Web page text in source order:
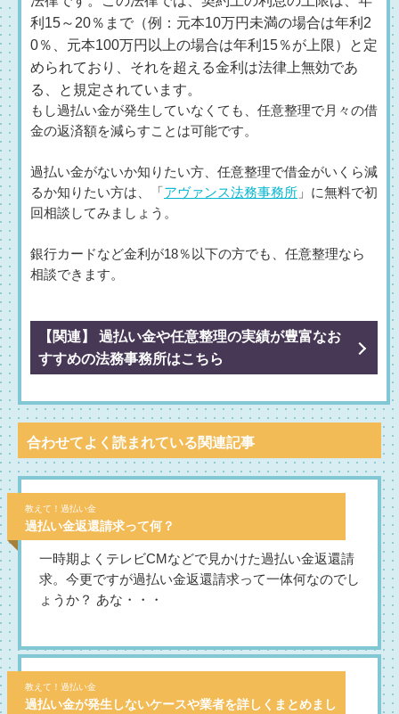
利15～20％まで（例：元本10万円未満の場合は年利2
0％、元本100万円以上の場合は年利15％が上限）と定
められており、それを超える金利は法律上無効であ
る、と規定されています。
もし過払い金が発生していなくても、任意整理で月々の借
金の返済額を減らすことは可能です。
過払い金がないか知りたい方、任意整理で借金がいくら減
るか知りたい方は、「 アヴァンス法務事務所 」に無料で初
回相談してみましょう。
銀行カードなど金利が18％以下の方でも、任意整理なら
相談できます。
【関連】 過払い金や任意整理の実績が豊富なお
すすめの法務事務所はこちら
合わせてよく読まれている関連記事
教えて！過払い金
過払い金返還請求って何？
一時期よくテレビCMなどで見かけた過払い金返還請
求。今更ですが過払い金返還請求って一体何なのでし
ょうか？ あな・・・
教えて！過払い金
過払い金が発生しないケースや業者を詳しくまとめまし